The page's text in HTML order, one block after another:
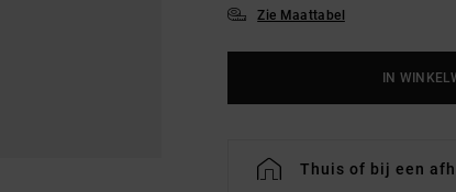
Zie Maattabel
IN
Thuis of bij een